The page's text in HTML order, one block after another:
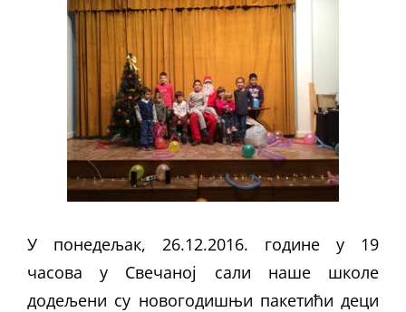
У понедељак, 26.12.2016. године у 19
часова у Свечаној сали наше школе
додељени су новогодишњи пакетићи деци